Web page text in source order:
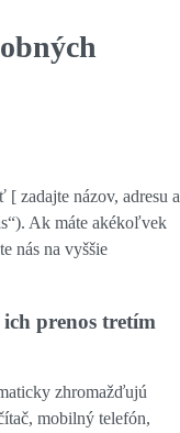
[ zadajte názov, adresu a
“). Ak máte akékoľvek
nás na vyššie
prenos tretím
zhromažďujú
mobilný telefón,